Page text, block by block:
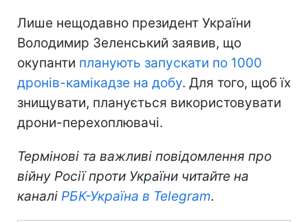
Лише нещодавно президент України
Володимир Зеленський заявив, що
окупанти планують запускати по 1000
дронів-камікадзе на добу. Для того, щоб їх
знищувати, планується використовувати
дрони-перехоплювачі.
Термінові та важливі повідомлення про
війну Росії проти України читайте на
каналі РБК-Україна в Telegram.